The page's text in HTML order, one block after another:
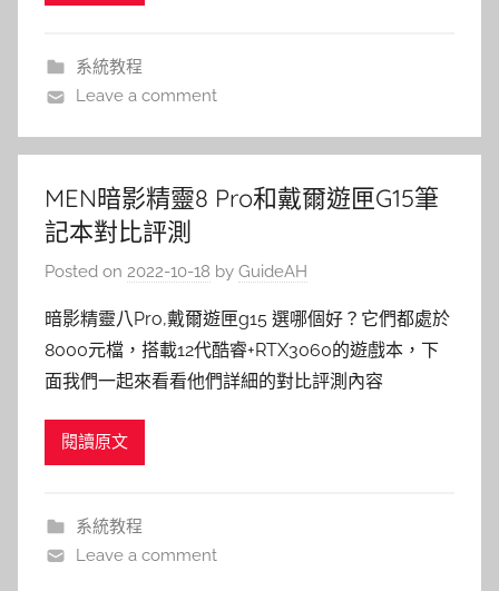
系統教程
Leave a comment
MEN暗影精靈8 Pro和戴爾遊匣G15筆
記本對比評測
Posted on 2022-10-18 by GuideAH
暗影精靈八Pro,戴爾遊匣g15 選哪個好？它們都處於
8000元檔，搭載12代酷睿+RTX3060的遊戲本，下
面我們一起來看看他們詳細的對比評測內容
閱讀原文
系統教程
Leave a comment